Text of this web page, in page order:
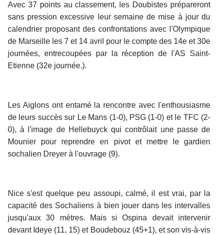
Avec 37 points au classement, les Doubistes prépareront
sans pression excessive leur semaine de mise à jour du
calendrier proposant des confrontations avec l'Olympique
de Marseille les 7 et 14 avril pour le compte des 14e et 30e
journées, entrecoupées par la réception de l'AS Saint-
Etienne (32e journée.).
Les Aiglons ont entamé la rencontre avec l'enthousiasme
de leurs succès sur Le Mans (1-0), PSG (1-0) et le TFC (2-
0), à l'image de Hellebuyck qui contrôlait une passe de
Mounier pour reprendre en pivot et mettre le gardien
sochalien Dreyer à l'ouvrage (9).
Nice s'est quelque peu assoupi, calmé, il est vrai, par la
capacité des Sochaliens à bien jouer dans les intervalles
jusqu'aux 30 mètres. Mais si Ospina devait intervenir
devant Ideye (11, 15) et Boudebouz (45+1), et son vis-à-vis